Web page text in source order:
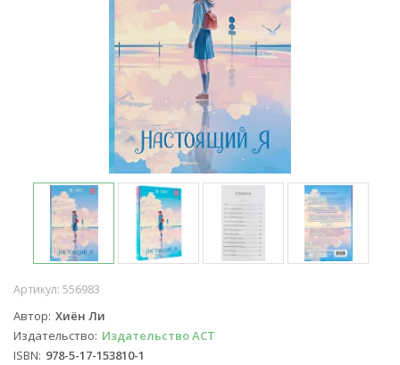
Артикул: 556983
Автор Хиён Ли
Издательство Издательство АСТ
ISBN 978-5-17-153810-1